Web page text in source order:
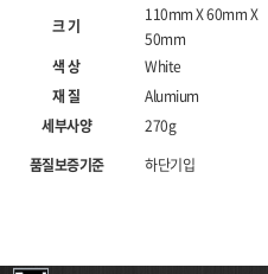
크 기
110mm X 60mm X
50mm
색 상
White
재 질
Alumium
세부사양
270g
품질보증기준
하단기입